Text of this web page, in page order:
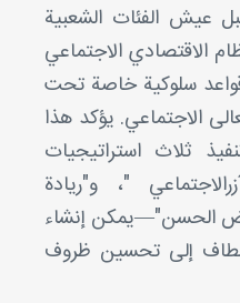
الفئات الشعبية
الاقتصادي الاجتماعي
سلوكية خاصة تحت
الاجتماعي. يؤكد هذا
ثلاث استراتيجيات
"، و"ريادة
الحسن"—يمكن إنشاء
إلى تحسين ظروف